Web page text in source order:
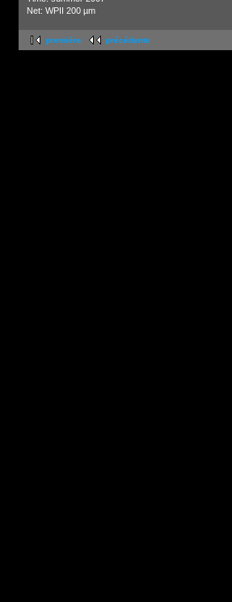
Net: WPII 200 µm
première précédente